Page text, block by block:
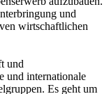
und
wirtschaftlichen
und
und internationale
Es geht um